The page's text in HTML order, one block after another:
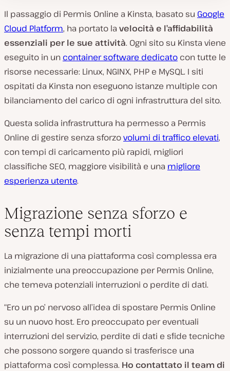
Il passaggio di Permis Online a Kinsta, basato su Google
Cloud Platform, ha portato la velocità e l’affidabilità
essenziali per le sue attività. Ogni sito su Kinsta viene
eseguito in un container software dedicato con tutte le
risorse necessarie: Linux, NGINX, PHP e MySQL. I siti
ospitati da Kinsta non eseguono istanze multiple con
bilanciamento del carico di ogni infrastruttura del sito.
Questa solida infrastruttura ha permesso a Permis
Online di gestire senza sforzovolumi di traffico elevati,
con tempi di caricamento più rapidi, migliori
classifiche SEO, maggiore visibilità e una migliore
esperienza utente.
Migrazione senza sforzo e
senza tempi morti
La migrazione di una piattaforma così complessa era
inizialmente una preoccupazione per Permis Online,
che temeva potenziali interruzioni o perdite di dati.
“Ero un po’ nervoso all’idea di spostare Permis Online
su un nuovo host. Ero preoccupato per eventuali
interruzioni del servizio, perdite di dati e sfide tecniche
che possono sorgere quando si trasferisce una
piattaforma così complessa. Ho contattato il team di